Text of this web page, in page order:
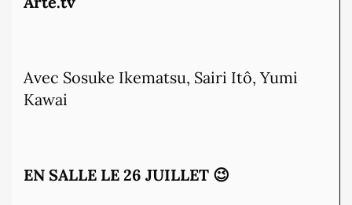
Avec Sosuke Ikematsu, Sairi Itô, Yumi
Kawai
EN SALLE LE 26 JUILLET 😉